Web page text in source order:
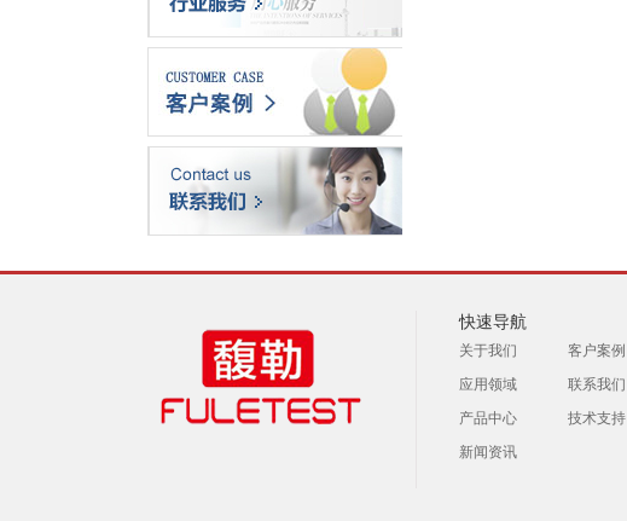
快速导航
关于我们
客户案例
应用领域
联系我们
产品中心
技术支持
新闻资讯